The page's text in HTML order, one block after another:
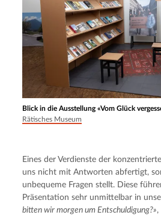
Blick in die Ausstellung «Vom Glück
Rätisches Museum
Eines der Verdienste der
uns nicht mit Antworten abfertigt,
unbequeme Fragen stellt. Diese
Präsentation sehr unmittelbar in
bitten wir morgen um Entschuldigung?»,